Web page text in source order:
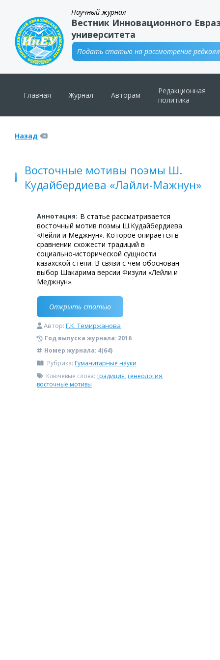
Научный журнал
Вестник Инновационного
университета
Подать статью на рассмотрение
Главная Журнал Авторам
Редакционная
политика
Назад
Восточные мотивы поэмы Ш.
Кудайбердиева «Лайли-Мажнун»
Аннотация: В статье рассматривается
восточный мотив поэмы Ш.Кудайбердиева
«Лейли и Меджнун». Которое опирается в
сравнении схожести традиций в
социально-исторической сущности
казахской степи. В связи с чем обоснован
выбор Шакарима версии Физули «Лейли и
Меджнун».
Открыть статью
Автор: Г.К. Темиржанова
Год выпуска журнала: 2016
Номер журнала: 4(64)
Рубрика: Гуманитарные науки
Ключевые слова:традиция, генеология,
восточные мотивы